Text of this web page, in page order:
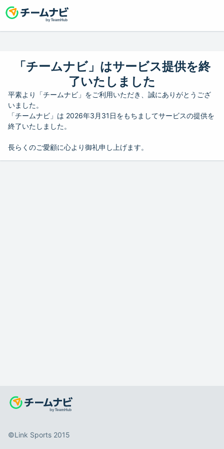
「チームナビ」はサービス提供を終
了いたしました
平素より「チームナビ」をご利用いただき、誠にありがとうござ
いました。
「チームナビ」は 2026年3月31日をもちましてサービスの提供を
終了いたしました。
長らくのご愛顧に心より御礼申し上げます。
©️Link Sports 2015